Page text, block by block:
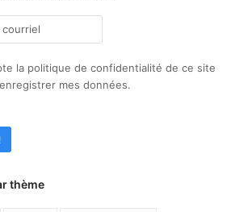
la politique de confidentialité de ce site
mes données.
thème